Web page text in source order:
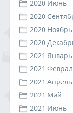
2020 Июнь
2020
2020 Ноябрь
2020
2021 Январь
2021
2021 Апрель
2021 Май
2021 Июнь